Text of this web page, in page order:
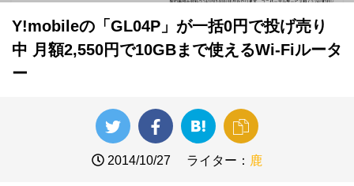
Y!mobileの「GL04P」が一括0円で投げ売り
中 月額2,550円で10GBまで使えるWi-Fiルータ
ー
2014/10/27 ライター： 鹿